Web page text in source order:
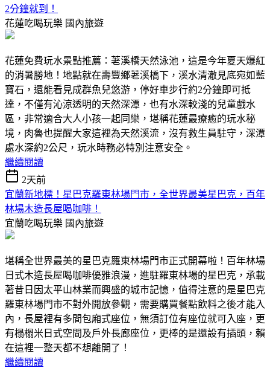
2分鐘就到！
花蓮吃喝玩樂 國內旅遊
花蓮免費玩水景點推薦：荖溪橋天然泳池，這是今年夏天爆紅
的消暑勝地！地點就在壽豐鄉荖溪橋下，溪水清澈見底宛如藍
寶石，還能看見成群魚兒悠游，停好車步行約2分鐘即可抵
達，不僅有沁涼透明的天然深潭，也有水深較淺的兒童戲水
區，非常適合大人小孩一起同樂，堪稱花蓮最療癒的玩水秘
境，肉魯也提醒大家這裡為天然溪流，沒有救生員駐守，深潭
處水深約2公尺，玩水時務必特別注意安全。
繼續閱讀
2天前
宜蘭新地標！星巴克羅東林場門市，全世界最美星巴克，百年
林場木造長屋喝咖啡！
宜蘭吃喝玩樂 國內旅遊
堪稱全世界最美的星巴克羅東林場門市正式開幕啦！百年林場
日式木造長屋喝咖啡優雅浪漫，進駐羅東林場的星巴克，承載
著昔日因太平山林業而興盛的城市記憶，值得注意的是星巴克
羅東林場門市不對外開放參觀，需要購買餐點飲料之後才能入
內，長屋裡有多間包廂式座位，無須訂位有座位就可入座，更
有榻榻米日式空間及戶外長廊座位，更棒的是還設有插頭，賴
在這裡一整天都不想離開了！
繼續閱讀